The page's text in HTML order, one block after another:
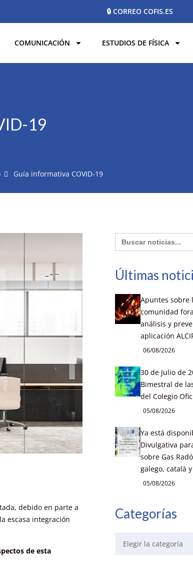
🔒 CORREO COFIS.ES
COMUNICACIÓN ESTUDIOS DE FÍSICA
19
Guía informativa COVID-19
debido en parte a
escasa integración
de esta
Buscar:
Últimas
Apuntes sobre
comunidad
análisis y
aplicación
06/08/2026
30 de Julio de
Bimestral de
del Colegio
05/08/2026
Ya está
Divulgativa
sobre Gas
galego, català
05/08/2026
Categorías